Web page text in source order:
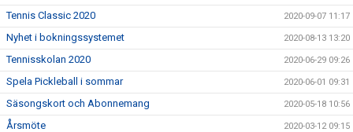
Tennis Classic 2020 2020-09-07 11:17
Nyhet i bokningssystemet 2020-08-13 13:20
Tennisskolan 2020 2020-06-29 09:26
Spela Pickleball i sommar 2020-06-01 09:31
Säsongskort och Abonnemang 2020-05-18 10:56
Årsmöte 2020-03-12 09:15